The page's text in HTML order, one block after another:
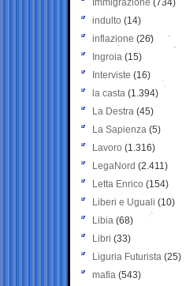
Immigrazione (734)
indulto (14)
inflazione (26)
Ingroia (15)
Interviste (16)
la casta (1.394)
La Destra (45)
La Sapienza (5)
Lavoro (1.316)
LegaNord (2.411)
Letta Enrico (154)
Liberi e Uguali (10)
Libia (68)
Libri (33)
Liguria Futurista (25)
mafia (543)